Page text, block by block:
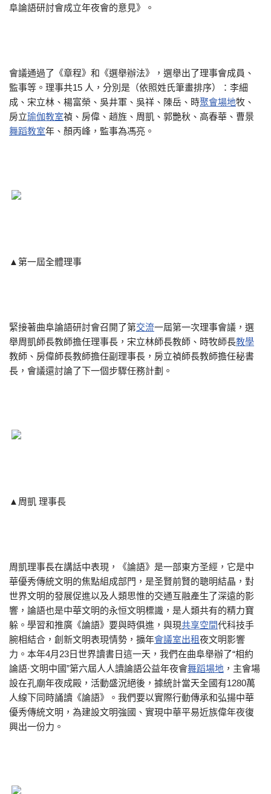
阜論語研討會成立年夜會的意見》。
會議通過了《章程》和《選舉辦法》，選舉出了理事會成員、
監事等。理事共15 人，分別是（依照姓氏筆畫排序）：李細
成、宋立林、楊富榮、吳井軍、吳祥、陳岳、時聚會場地牧、
房立瑜伽教室禎、房偉、趙旌、周凱、郭艷秋、高春華、曹景
舞蹈教室年、顏丙峰，監事為馮亮。
▲第一屆全體理事
緊接著曲阜論語研討會召開了第交流一屆第一次理事會議，選
舉周凱師長教師擔任理事長，宋立林師長教師、時牧師長教學
教師、房偉師長教師擔任副理事長，房立禎師長教師擔任秘書
長，會議還討論了下一個步驟任務計劃。
▲周凱 理事長
周凱理事長在講話中表現，《論語》是一部東方圣經，它是中
華優秀傳統文明的焦點組成部門，是圣賢前賢的聰明結晶，對
世界文明的發展促進以及人類思惟的交通互融產生了深遠的影
響，論語也是中華文明的永恒文明標識，是人類共有的精力寶
躲。學習和推廣《論語》要與時俱進，與現共享空間代科技手
腕相結合，創新文明表現情勢，擴年會議室出租夜文明影響
力。本年4月23日世界讀書日這一天，我們在曲阜舉辦了“相約
論語·文明中國”第六屆人人讀論語公益年夜會舞蹈場地 ，主會場
設在孔廟年夜成殿，活動盛況絕後，據統計當天全國有1280萬
人線下同時誦讀《論語》。我們要以實際行動傳承和弘揚中華
優秀傳統文明，為建設文明強國、實現中華平易近族偉年夜復
興出一份力。